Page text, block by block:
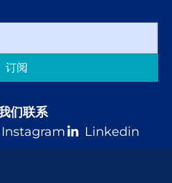
订阅
们联系
Instagram Linkedin